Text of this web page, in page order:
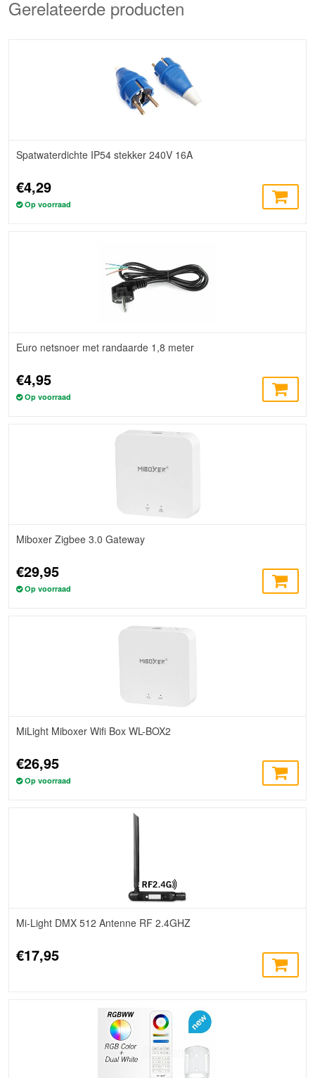
Gerelateerde producten
Spatwaterdichte IP54 stekker 240V 16A
€4,29
Op voorraad
Euro netsnoer met randaarde 1,8 meter
€4,95
Op voorraad
Miboxer Zigbee 3.0 Gateway
€29,95
Op voorraad
MiLight Miboxer Wifi Box WL-BOX2
€26,95
Op voorraad
Mi-Light DMX 512 Antenne RF 2.4GHZ
€17,95